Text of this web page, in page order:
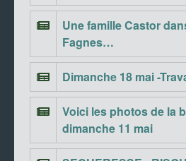
Une famille Castor
Fagnes…
Dimanche 18 mai -
Voici les photos de la
dimanche 11 mai